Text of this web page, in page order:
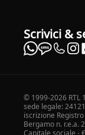
Scrivici &
© 1999-2026 RTL
sede legale:
iscrizione
Bergamo n. r.e.a.